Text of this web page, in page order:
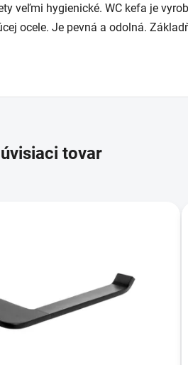
veľmi hygienické. WC kefa je
ocele. Je pevná a odolná.
tovar